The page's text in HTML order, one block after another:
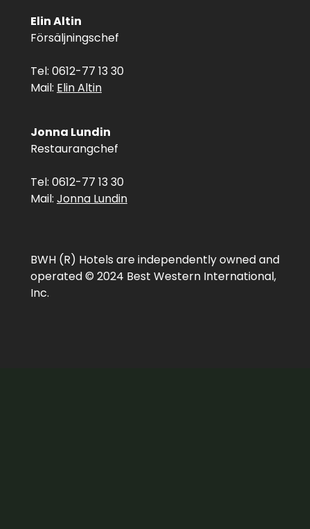
Elin Altin
Försäljningschef
Tel: 0612-77 13 30
Mail: Elin Altin
Jonna Lundin
Restaurangchef
Tel: 0612-77 13 30
Mail: Jonna Lundin
BWH (R) Hotels are independently owned and
operated © 2024 Best Western International,
Inc.